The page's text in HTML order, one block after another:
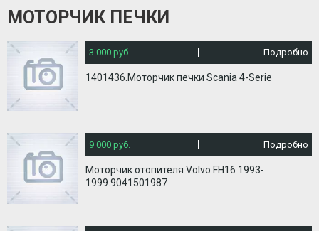
МОТОРЧИК ПЕЧКИ
3 000 руб. Подробно
1401436.Моторчик печки Scania 4-Serie
9 000 руб. Подробно
Моторчик отопителя Volvo FH16 1993-
1999.9041501987